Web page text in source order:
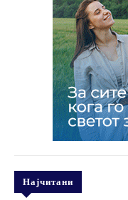
Најчитани